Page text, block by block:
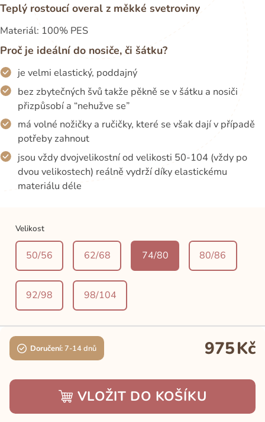
Teplý rostoucí overal z měkké svetroviny
Materiál: 100% PES
Proč je ideální do nosiče, či šátku?
je velmi elastický, poddajný
bez zbytečných švů takže pěkně se v šátku a nosiči
přizpůsobí a “nehužve se”
má volné nožičky a ručičky, které se však dají v případě
potřeby zahnout
jsou vždy dvojvelikostní od velikosti 50-104 (vždy po
dvou velikostech) reálně vydrží díky elastickému
materiálu déle
Velikost
50/56 62/68 74/80 80/86
92/98 98/104
Doručení:7-14 dnů 975Kč
VLOŽIT DO KOŠÍKU